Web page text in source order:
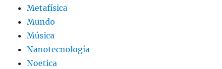
Metafísica
Mundo
Música
Nanotecnología
Noetica